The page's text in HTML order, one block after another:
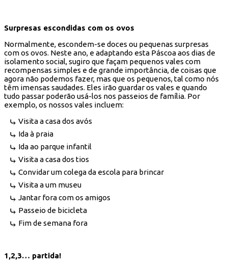
Surpresas escondidas com os ovos
Normalmente, escondem-se doces ou pequenas surpresas
com os ovos. Neste ano, e adaptando esta Páscoa aos dias de
isolamento social, sugiro que façam pequenos vales com
recompensas simples e de grande importância, de coisas que
agora não podemos fazer, mas que os pequenos, tal como nós
têm imensas saudades. Eles irão guardar os vales e quando
tudo passar poderão usá-los nos passeios de família. Por
exemplo, os nossos vales incluem:
Visita a casa dos avós
Ida à praia
Ida ao parque infantil
Visita a casa dos tios
Convidar um colega da escola para brincar
Visita a um museu
Jantar fora com os amigos
Passeio de bicicleta
Fim de semana fora
1,2,3… partida!